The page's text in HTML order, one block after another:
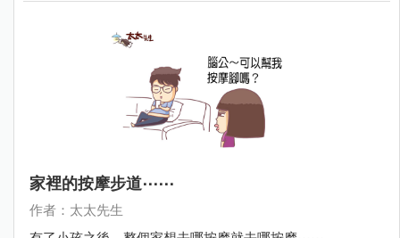
家裡的按摩步道⋯⋯
作者：太太先生